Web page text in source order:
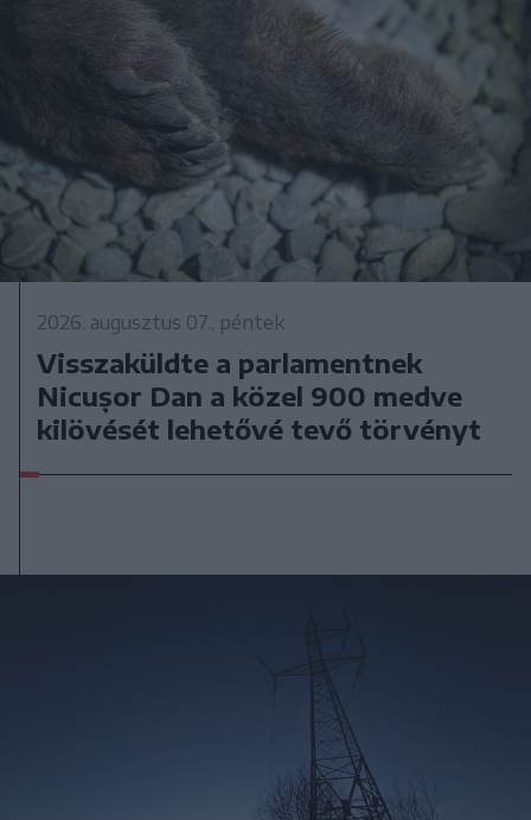
2026. augusztus 07., péntek
Visszaküldte a parlamentnek
Nicușor Dan a közel 900 medve
kilövését lehetővé tevő törvényt